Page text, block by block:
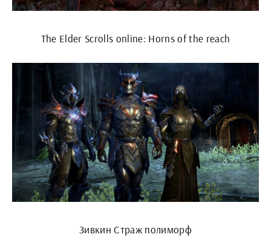
The Elder Scrolls online: Horns of the reach
Зивкин Страж полиморф